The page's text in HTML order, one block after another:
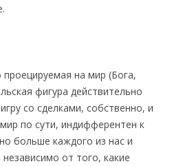
на мир (Бога,
фигура действительно
со сделками, собственно, и
по сути, индифферентен к
больше каждого из нас и
от того, какие